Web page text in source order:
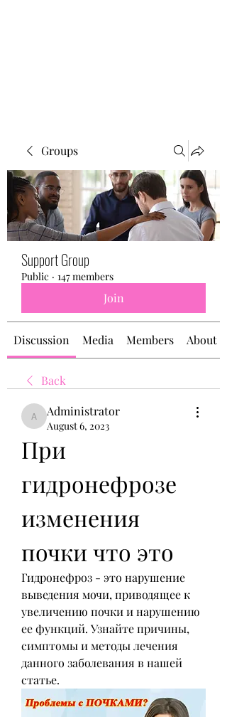
Groups
Support Group
Public · 147 members
Join
Discussion Media Members About
Back
Administrator
Administrator
August 6, 2023
При
гидронефрозе
изменения
почки что это
Гидронефроз - это нарушение
выведения мочи, приводящее к
увеличению почки и нарушению
ее функций. Узнайте причины,
симптомы и методы лечения
данного заболевания в нашей
статье.